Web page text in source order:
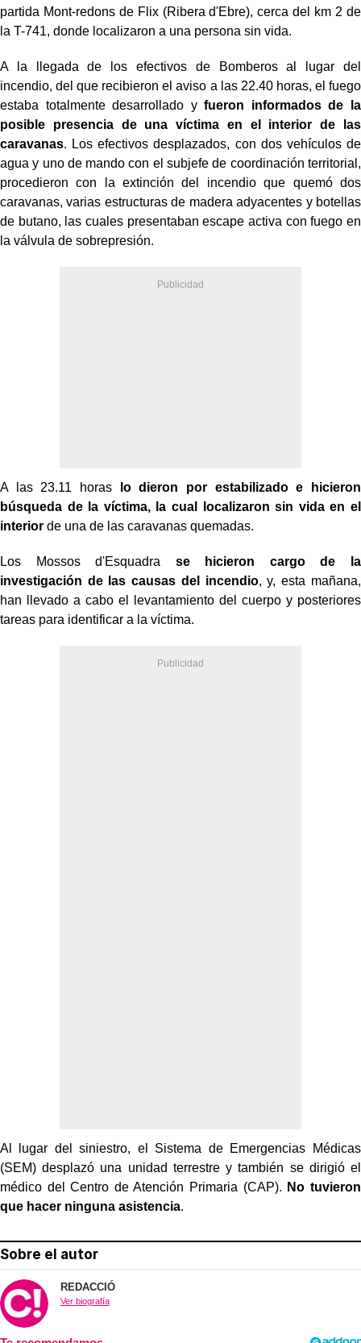
partida Mont-redons de Flix (Ribera d'Ebre), cerca del km 2 de
la T-741, donde localizaron a una persona sin vida.
A la llegada de los efectivos de Bomberos al lugar del
incendio, del que recibieron el aviso a las 22.40 horas, el fuego
estaba totalmente desarrollado yfueron informados de la
posible presencia de una víctima en el interior de las
caravanas. Los efectivos desplazados, con dos vehículos de
agua y uno de mando con el subjefe de coordinación territorial,
procedieron con la extinción del incendio que quemó dos
caravanas, varias estructuras de madera adyacentes y botellas
de butano, las cuales presentaban escape activa con fuego en
la válvula de sobrepresión.
A las 23.11 horas
lo dieron por estabilizado e hicieron
búsqueda de la víctima, la cual localizaron sin vida en el
interior de una de las caravanas quemadas.
Los Mossos d'Esquadra se hicieron cargo de la
investigación de las causas del incendio, y, esta mañana,
han llevado a cabo el levantamiento del cuerpo y posteriores
tareas para identificar a la víctima.
Al lugar del siniestro, el Sistema de Emergencias Médicas
(SEM) desplazó una unidad terrestre y también se dirigió el
médico del Centro de Atención Primaria (CAP). No tuvieron
que hacer ninguna asistencia.
Sobre el autor
REDACCIÓ
Ver biografía